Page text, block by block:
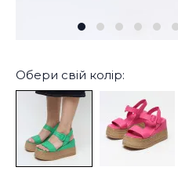
Обери свій колір: